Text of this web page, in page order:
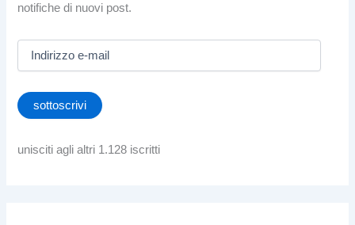
notifiche di nuovi post.
i
r
z
sottoscrivi
unisciti agli altri 1.128 iscritti